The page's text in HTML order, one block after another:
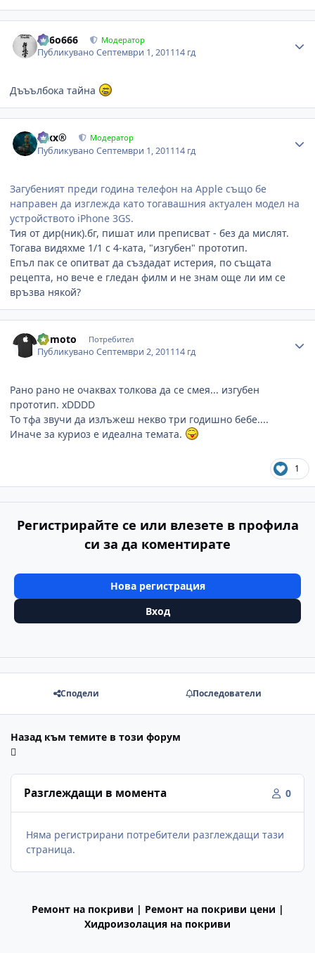
Pe6o666 Модератор
ПубликуваноСептември 1, 201114 гд
Дъъълбока тайна
Alxx® Модератор
ПубликуваноСептември 1, 201114 гд
Загубеният преди година телефон на Apple също бе
направен да изглежда като тогавашния актуален модел на
устройството iPhone 3GS.
Тия от дир(ник).бг, пишат или преписват - без да мислят.
Тогава видяхме 1/1 с 4-ката, "изгубен" прототип.
Епъл пак се опитват да създадат истерия, по същата
рецепта, но вече е гледан филм и не знам още ли им се
връзва някой?
uomoto Потребител
ПубликуваноСептември 2, 201114 гд
Рано рано не очаквах толкова да се смея... изгубен
прототип. xDDDD
То тфа звучи да излъжеш некво три годишно бебе....
Иначе за куриоз е идеална темата.
1
Регистрирайте се или влезете в профила
си за да коментирате
Нова регистрация
Вход
Сподели Последователи
Назад към темите в този форум
Разглеждащи в момента 0
Няма регистрирани потребители разглеждащи тази
страница.
Ремонт на покриви | Ремонт на покриви цени |
Хидроизолация на покриви